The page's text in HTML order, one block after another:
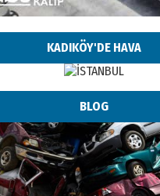
KADIKÖY'DE HAVA
BLOG